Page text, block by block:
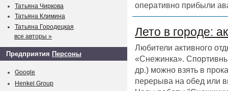
оперативно прибыли
Лето в городе:
Любители активного
«Снежинка».
др.) можно взять в
перерыва на обед или
Татьяна Чиркова
Татьяна Климина
Татьяна Городецкая
все авторы »
Предприятия Персоны
Google
Henkel Group